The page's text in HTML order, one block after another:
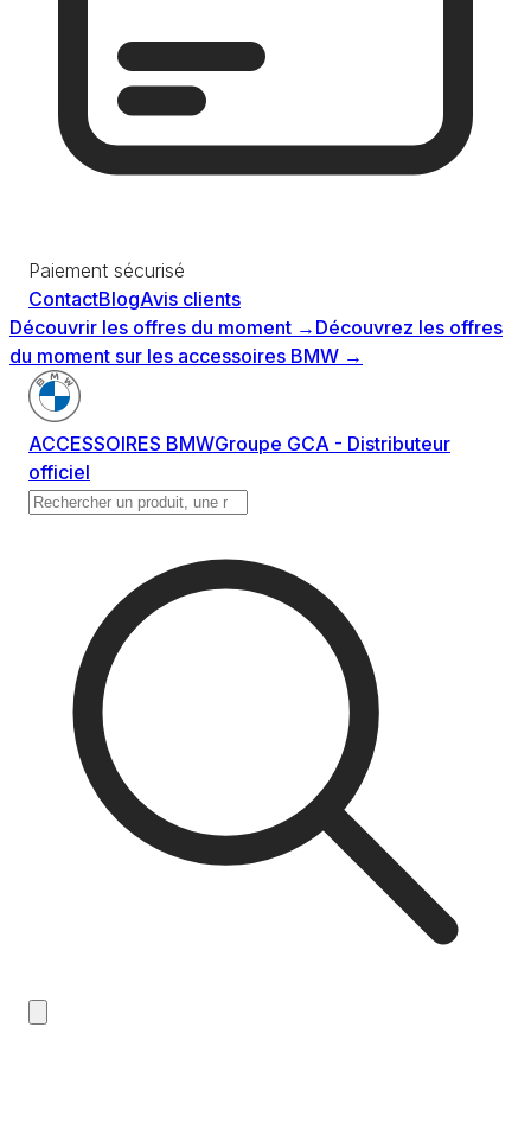
Paiement sécurisé
ContactBlogAvis clients
Découvrir les offres du moment → Découvrez les offres
du moment sur les accessoires BMW →
ACCESSOIRES BMWGroupe GCA - Distributeur
officiel